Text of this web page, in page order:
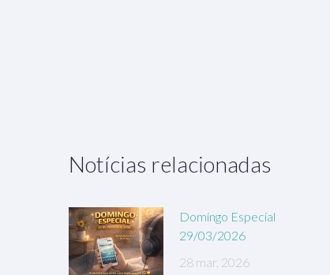
Notícias relacionadas
Domingo Especial
29/03/2026
28 mar, 2026